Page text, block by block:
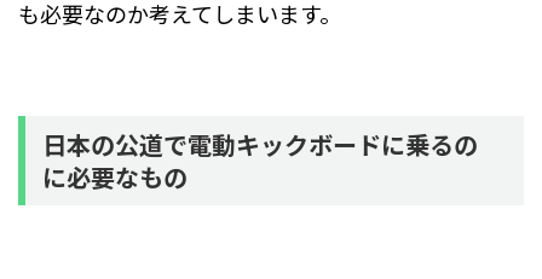
も必要なのか考えてしまいます。
日本の公道で電動キックボードに乗るの
に必要なもの